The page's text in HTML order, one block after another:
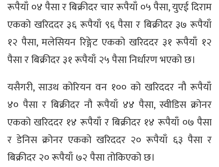
रूपैयाँ ०४ पैसा र बिक्रीदर चार रूपैयाँ ०५ पैसा, युएई दिराम
एकको खरिददर ३६ रूपैयाँ ९६ पैसा र बिक्रीदर ३७ रूपैयाँ
१२ पैसा, मलेसियन रिङ्गेट एकको खरिददर ३१ रूपैयाँ १२
पैसा र बिक्रीदर ३१ रूपैयाँ २५ पैसा निर्धारण भएको छ।
यसैगरी, साउथ कोरियन वन १०० को खरिददर नौ रूपैयाँ
४० पैसा र बिक्रीदर नौ रूपैयाँ ४४ पैसा, स्वीडिस क्रोनर
एकको खरिददर १४ रूपैयाँ र बिक्रीदर १४ रूपैयाँ ०७ पैसा
र डेनिस क्रोनर एकको खरिददर २० रूपैयाँ ६३ पैसा र
बिक्रीदर २० रूपैयाँ ७२ पैसा तोकिएको छ।